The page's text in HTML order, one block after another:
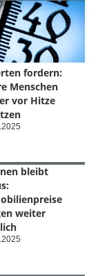
fordern:
Menschen
vor Hitze
bleibt
weiter